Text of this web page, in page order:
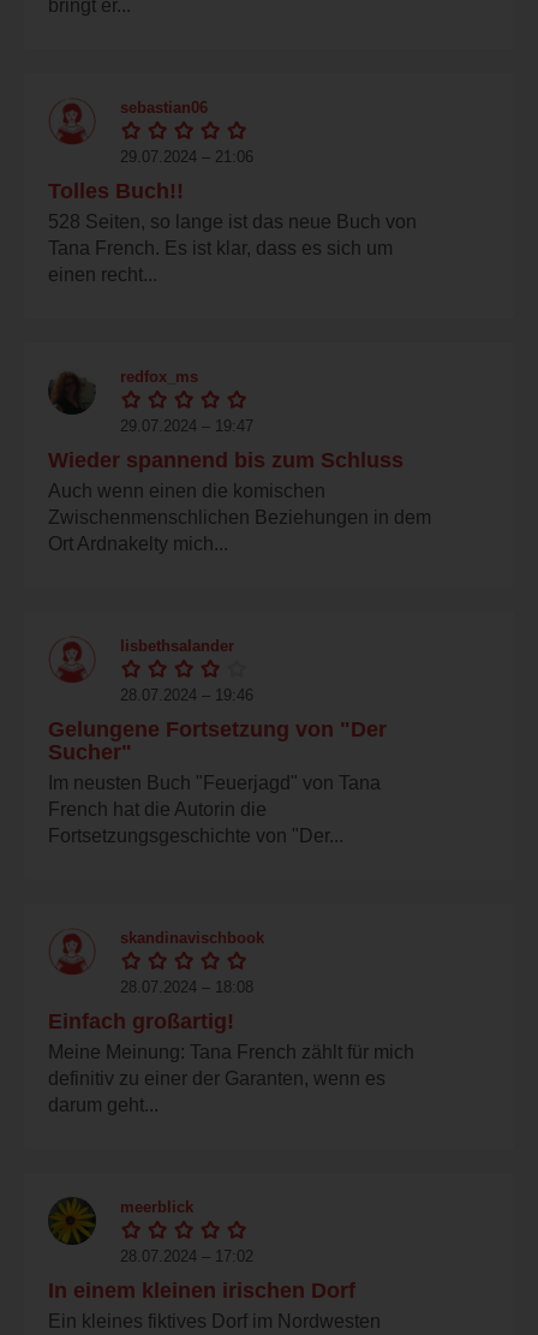
bringt er...
sebastian06
29.07.2024 – 21:06
Tolles Buch!!
528 Seiten, so lange ist das neue Buch von
Tana French. Es ist klar, dass es sich um
einen recht...
redfox_ms
29.07.2024 – 19:47
Wieder spannend bis zum Schluss
Auch wenn einen die komischen
Zwischenmenschlichen Beziehungen in dem
Ort Ardnakelty mich...
lisbethsalander
28.07.2024 – 19:46
Gelungene Fortsetzung von "Der
Sucher"
Im neusten Buch "Feuerjagd" von Tana
French hat die Autorin die
Fortsetzungsgeschichte von "Der...
skandinavischbook
28.07.2024 – 18:08
Einfach großartig!
Meine Meinung: Tana French zählt für mich
definitiv zu einer der Garanten, wenn es
darum geht...
meerblick
28.07.2024 – 17:02
In einem kleinen irischen Dorf
Ein kleines fiktives Dorf im Nordwesten